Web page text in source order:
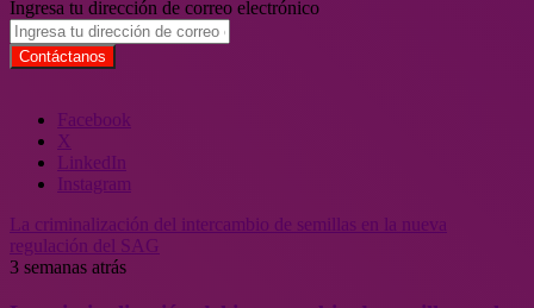
Ingresa tu dirección de correo electrónico
Facebook
X
LinkedIn
Instagram
La criminalización del intercambio de semillas en la nueva
regulación del SAG
3 semanas atrás